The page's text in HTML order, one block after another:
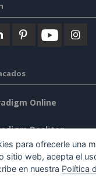
Online
Desktop
para ofrecerle una
sitio web, acepta el
en nuestra Política